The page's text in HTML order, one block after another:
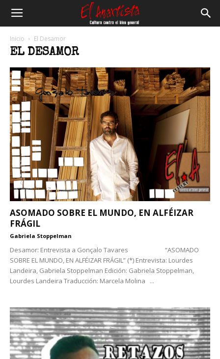
Anartista
Inicio El Desamor
EL DESAMOR
ASOMADO SOBRE EL MUNDO, EN ALFÉIZAR
FRÁGIL
Gabriela Stoppelman
Desamor: Entrevista a Gonçalo Tavares “ASOMADO
SOBRE EL MUNDO, EN ALFÉIZAR FRÁGIL” (*) Entrevista: Lourdes
Landeira, Gabriela Stoppelman Edición: Gabriela Stoppelman,
Lourdes Landeira Traducción: Marcela Molina ...